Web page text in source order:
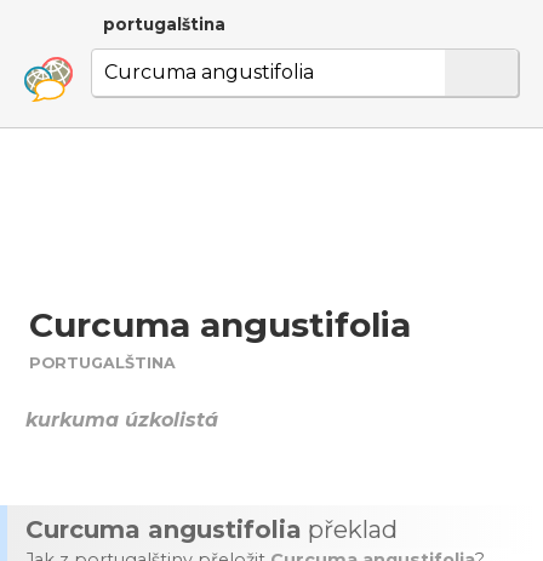
portugalština
Curcuma angustifolia
PORTUGALŠTINA
kurkuma úzkolistá
Curcuma angustifolia překlad